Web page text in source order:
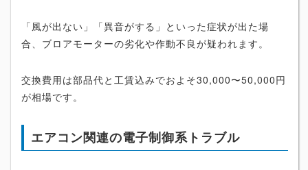
「風が出ない」「異音がする」といった症状が出た場
合、ブロアモーターの劣化や作動不良が疑われます。
交換費用は部品代と工賃込みでおよそ30,000〜50,000円
が相場です。
エアコン関連の電子制御系トラブル